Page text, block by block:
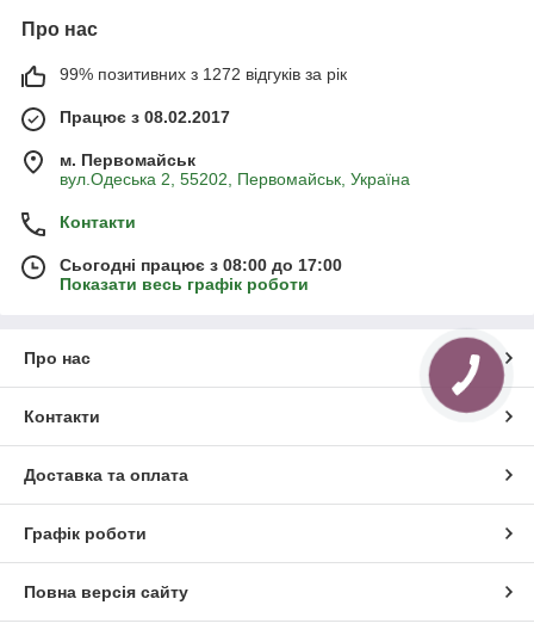
Про нас
99% позитивних з 1272 відгуків за рік
Працює з 08.02.2017
м. Первомайськ
вул.Одеська 2, 55202, Первомайськ, Україна
Контакти
Сьогодні працює з 08:00 до 17:00
Показати весь графік роботи
Про нас
Контакти
Доставка та оплата
Графік роботи
Повна версія сайту